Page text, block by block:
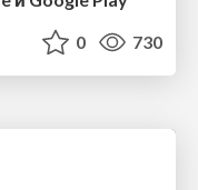
0 730